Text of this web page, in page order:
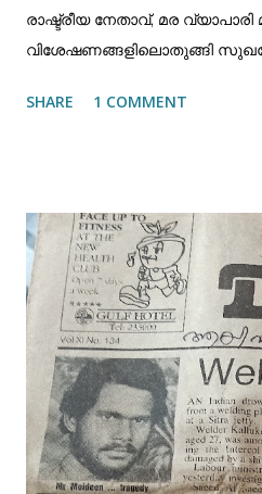
രാഷ്ട്രീയ നേതാവ്, മര
വിശേഷണങ്ങളിലൊതുങ്ങി
മേഖലകളിൽ
വാചാലനാവുകയും ചെയ്ത ഒരു
വയലിൽ മൊയ്തീൻ കോയ
സ്റ്റുഡന്റ് ഫെഡറേഷൻ മലപ്പുറം
സെക്രട്ടരിയായിരുന്ന അദ്ദേഹം.
കോഴിക്കോട് ജില്ലാ കോൺഗ്രസ്സ്
സ്ഥാനം വഹിച്ചു. കേരള
ജില്ലാ (DCC) പ്രസിഡന്റ്
ഇരുപത്തി രണ്ടാം
ജില്ലയും,മലപ്പുറം ജില്ലയും
SHARE 1 COMMENT